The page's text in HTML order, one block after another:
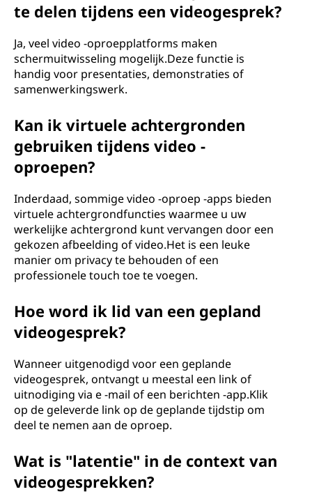
te delen tijdens een videogesprek?
Ja, veel video -oproepplatforms maken
schermuitwisseling mogelijk.Deze functie is
handig voor presentaties, demonstraties of
samenwerkingswerk.
Kan ik virtuele achtergronden
gebruiken tijdens video -
oproepen?
Inderdaad, sommige video -oproep -apps bieden
virtuele achtergrondfuncties waarmee u uw
werkelijke achtergrond kunt vervangen door een
gekozen afbeelding of video.Het is een leuke
manier om privacy te behouden of een
professionele touch toe te voegen.
Hoe word ik lid van een gepland
videogesprek?
Wanneer uitgenodigd voor een geplande
videogesprek, ontvangt u meestal een link of
uitnodiging via e -mail of een berichten -app.Klik
op de geleverde link op de geplande tijdstip om
deel te nemen aan de oproep.
Wat is "latentie" in de context van
videogesprekken?